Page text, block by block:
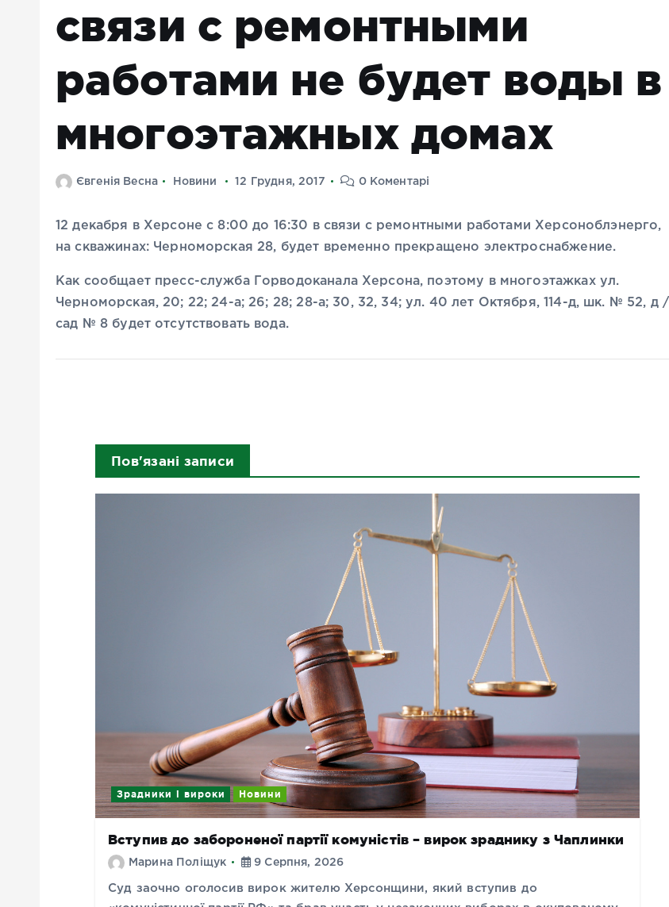
связи с ремонтными
работами не будет воды в
многоэтажных домах
Євгенія Весна Новини 12 Грудня, 2017 0 Коментарі
12 декабря в Херсоне с 8:00 до 16:30 в связи с ремонтными работами Херсоноблэнерго,
на скважинах: Черноморская 28, будет временно прекращено электроснабжение.
Как сообщает пресс-служба Горводоканала Херсона, поэтому в многоэтажках ул.
Черноморская, 20; 22; 24-а; 26; 28; 28-а; 30, 32, 34; ул. 40 лет Октября, 114-д, шк. № 52, д /
сад № 8 будет отсутствовать вода.
Пов'язані записи
Зрадники і вироки Новини
Вступив до забороненої партії комуністів – вирок зраднику з Чаплинки
Марина Поліщук 9 Серпня, 2026
Суд заочно оголосив вирок жителю Херсонщини, який вступив до